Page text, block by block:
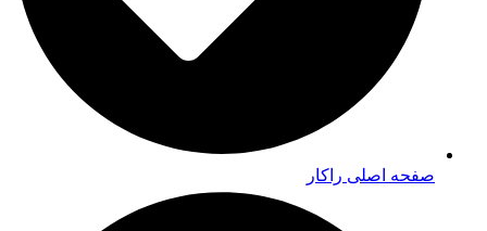
صفحه اصلی راکار